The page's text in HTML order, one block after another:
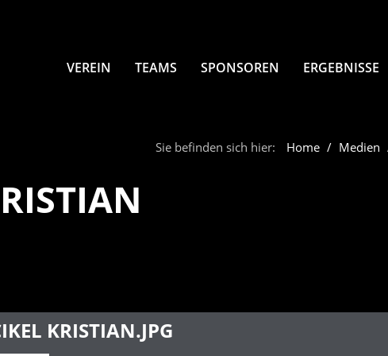
VEREIN TEAMS SPONSOREN ERGEBNISSE
Sie befinden sich hier: Home Medien
KRISTIAN.JPG